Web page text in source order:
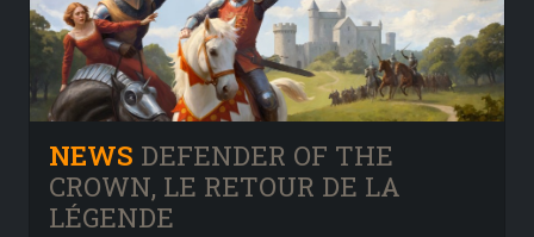
NEWS DEFENDER OF THE
CROWN, LE RETOUR DE LA
LÉGENDE